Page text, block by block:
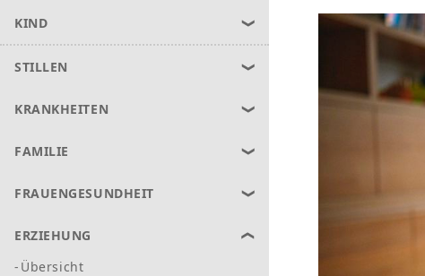
KIND
STILLEN
KRANKHEITEN
FAMILIE
FRAUENGESUNDHEIT
ERZIEHUNG
Übersicht